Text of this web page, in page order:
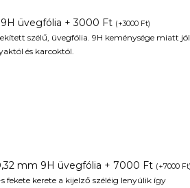
üvegfólia + 3000 Ft (+3000 Ft)
szélű, üvegfólia. 9H keménysége miatt jól
és karcoktól.
mm 9H üvegfólia + 7000 Ft (+7000 Ft
fekete kerete a kijelző széléig lenyúlik így